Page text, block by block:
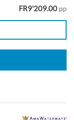
FR9'209.00 pp